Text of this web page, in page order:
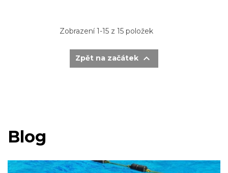
Zobrazení 1-15 z 15 položek
Zpět na začátek 
Blog